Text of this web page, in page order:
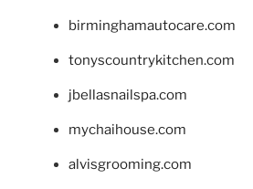
birminghamautocare.com
tonyscountrykitchen.com
jbellasnailspa.com
mychaihouse.com
alvisgrooming.com